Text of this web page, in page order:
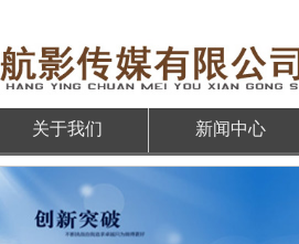
关于我们 新闻中心